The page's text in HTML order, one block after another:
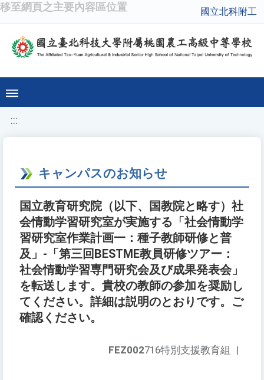
移至網頁之主要內容區位置 國立北科附工
:::
キャンパスのお知らせ
国立教育研究院（以下、国教院と略す）社
会情動学習研究室が実施する「社会情動学
習研究室作業計画一：種子教師研修と普
及」-「第三回BESTME教員研修ツアー：
社会情動学習専門研究会及び成果発表会」
を転送します。貴校の教師の参加を奨励し
てください。詳細は説明のとおりです。ご
確認ください。
FEZ002716特別支援教育組 |